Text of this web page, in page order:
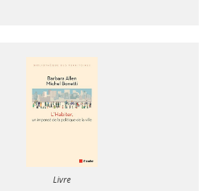
Livre